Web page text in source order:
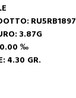
RU5RB1897
3.87G
‰
4.30 GR.